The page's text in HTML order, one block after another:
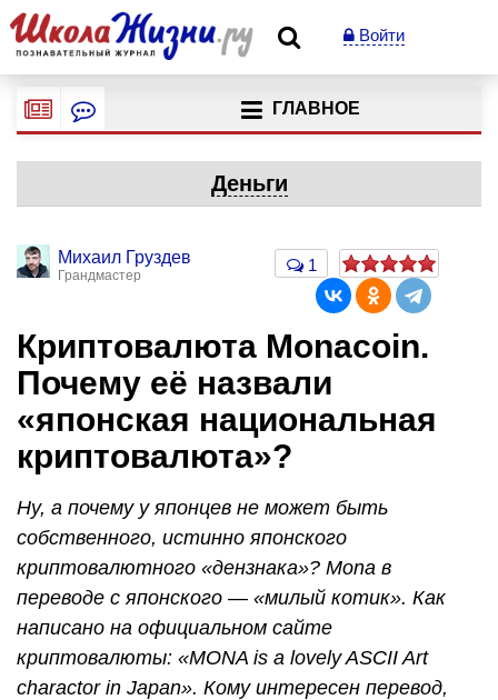
Войти
ГЛАВНОЕ
Деньги
Михаил Груздев
Грандмастер
1
Криптовалюта Monacoin.
Почему её назвали
«японская национальная
криптовалюта»?
Ну, а почему у японцев не может быть
собственного, истинно японского
криптовалютного «дензнака»? Mona в
переводе с японского — «милый котик». Как
написано на официальном сайте
криптовалюты: «MONA is a lovely ASCII Art
charactor in Japan». Кому интересен перевод,